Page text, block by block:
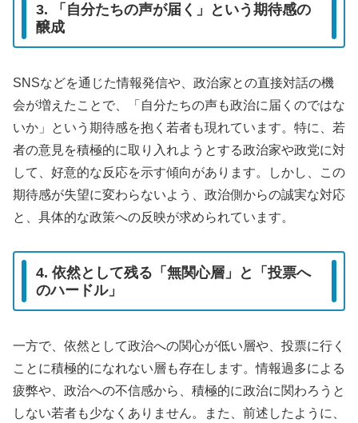
3. 「自分たちの声が届く」という期待感の
醸成
SNSなどを通じた情報発信や、政治家との直接対話の機
会が増えたことで、「自分たちの声も政治に届くのではな
いか」という期待感を抱く若者も現れています。特に、若
者の意見を積極的に取り入れようとする政治家や政党に対
して、好意的な反応を示す傾向があります。しかし、この
期待感が失望に変わらないよう、政治側からの誠実な対応
と、具体的な政策への反映が求められています。
4. 依然として残る「無関心層」と「投票へ
のハードル」
一方で、依然として政治への関心が低い層や、投票に行く
ことに積極的になれない層も存在します。情報過多による
疲弊や、政治への不信感から、積極的に政治に関わろうと
しない若者も少なくありません。また、前述したように、